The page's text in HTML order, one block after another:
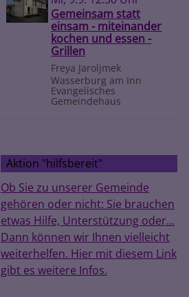
Gemeinsam statt
einsam - miteinander
kochen und essen -
Grillen
Freya Jaroljmek
Wasserburg am Inn
Evangelisches
Gemeindehaus
Aktion "hilfsbereit"
Ob Sie zu unserer Gemeinde
gehören oder nicht: Sie brauchen
etwas Hilfe, Unterstützung oder...
Dann können wir Ihnen vielleicht
weiterhelfen. Hier mit diesem Link
gibt es weitere Infos.